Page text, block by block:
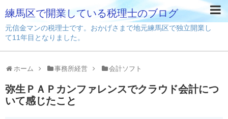
練馬区で開業している税理士のブログ
元信金マンの税理士です。おかげさまで地元練馬区で独立開業し
て11年目となりました。
ホーム 事務所経営 会計ソフト
弥生ＰＡＰカンファレンスでクラウド会計につ
いて感じたこと